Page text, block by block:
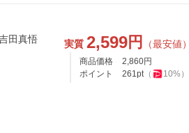
田真悟 実質 2,599円 （最安値）
商品価格 2,860円
ポイント
261pt（ 10%）